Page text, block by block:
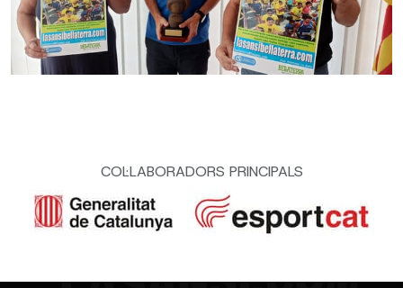
COL·LABORADORS PRINCIPALS